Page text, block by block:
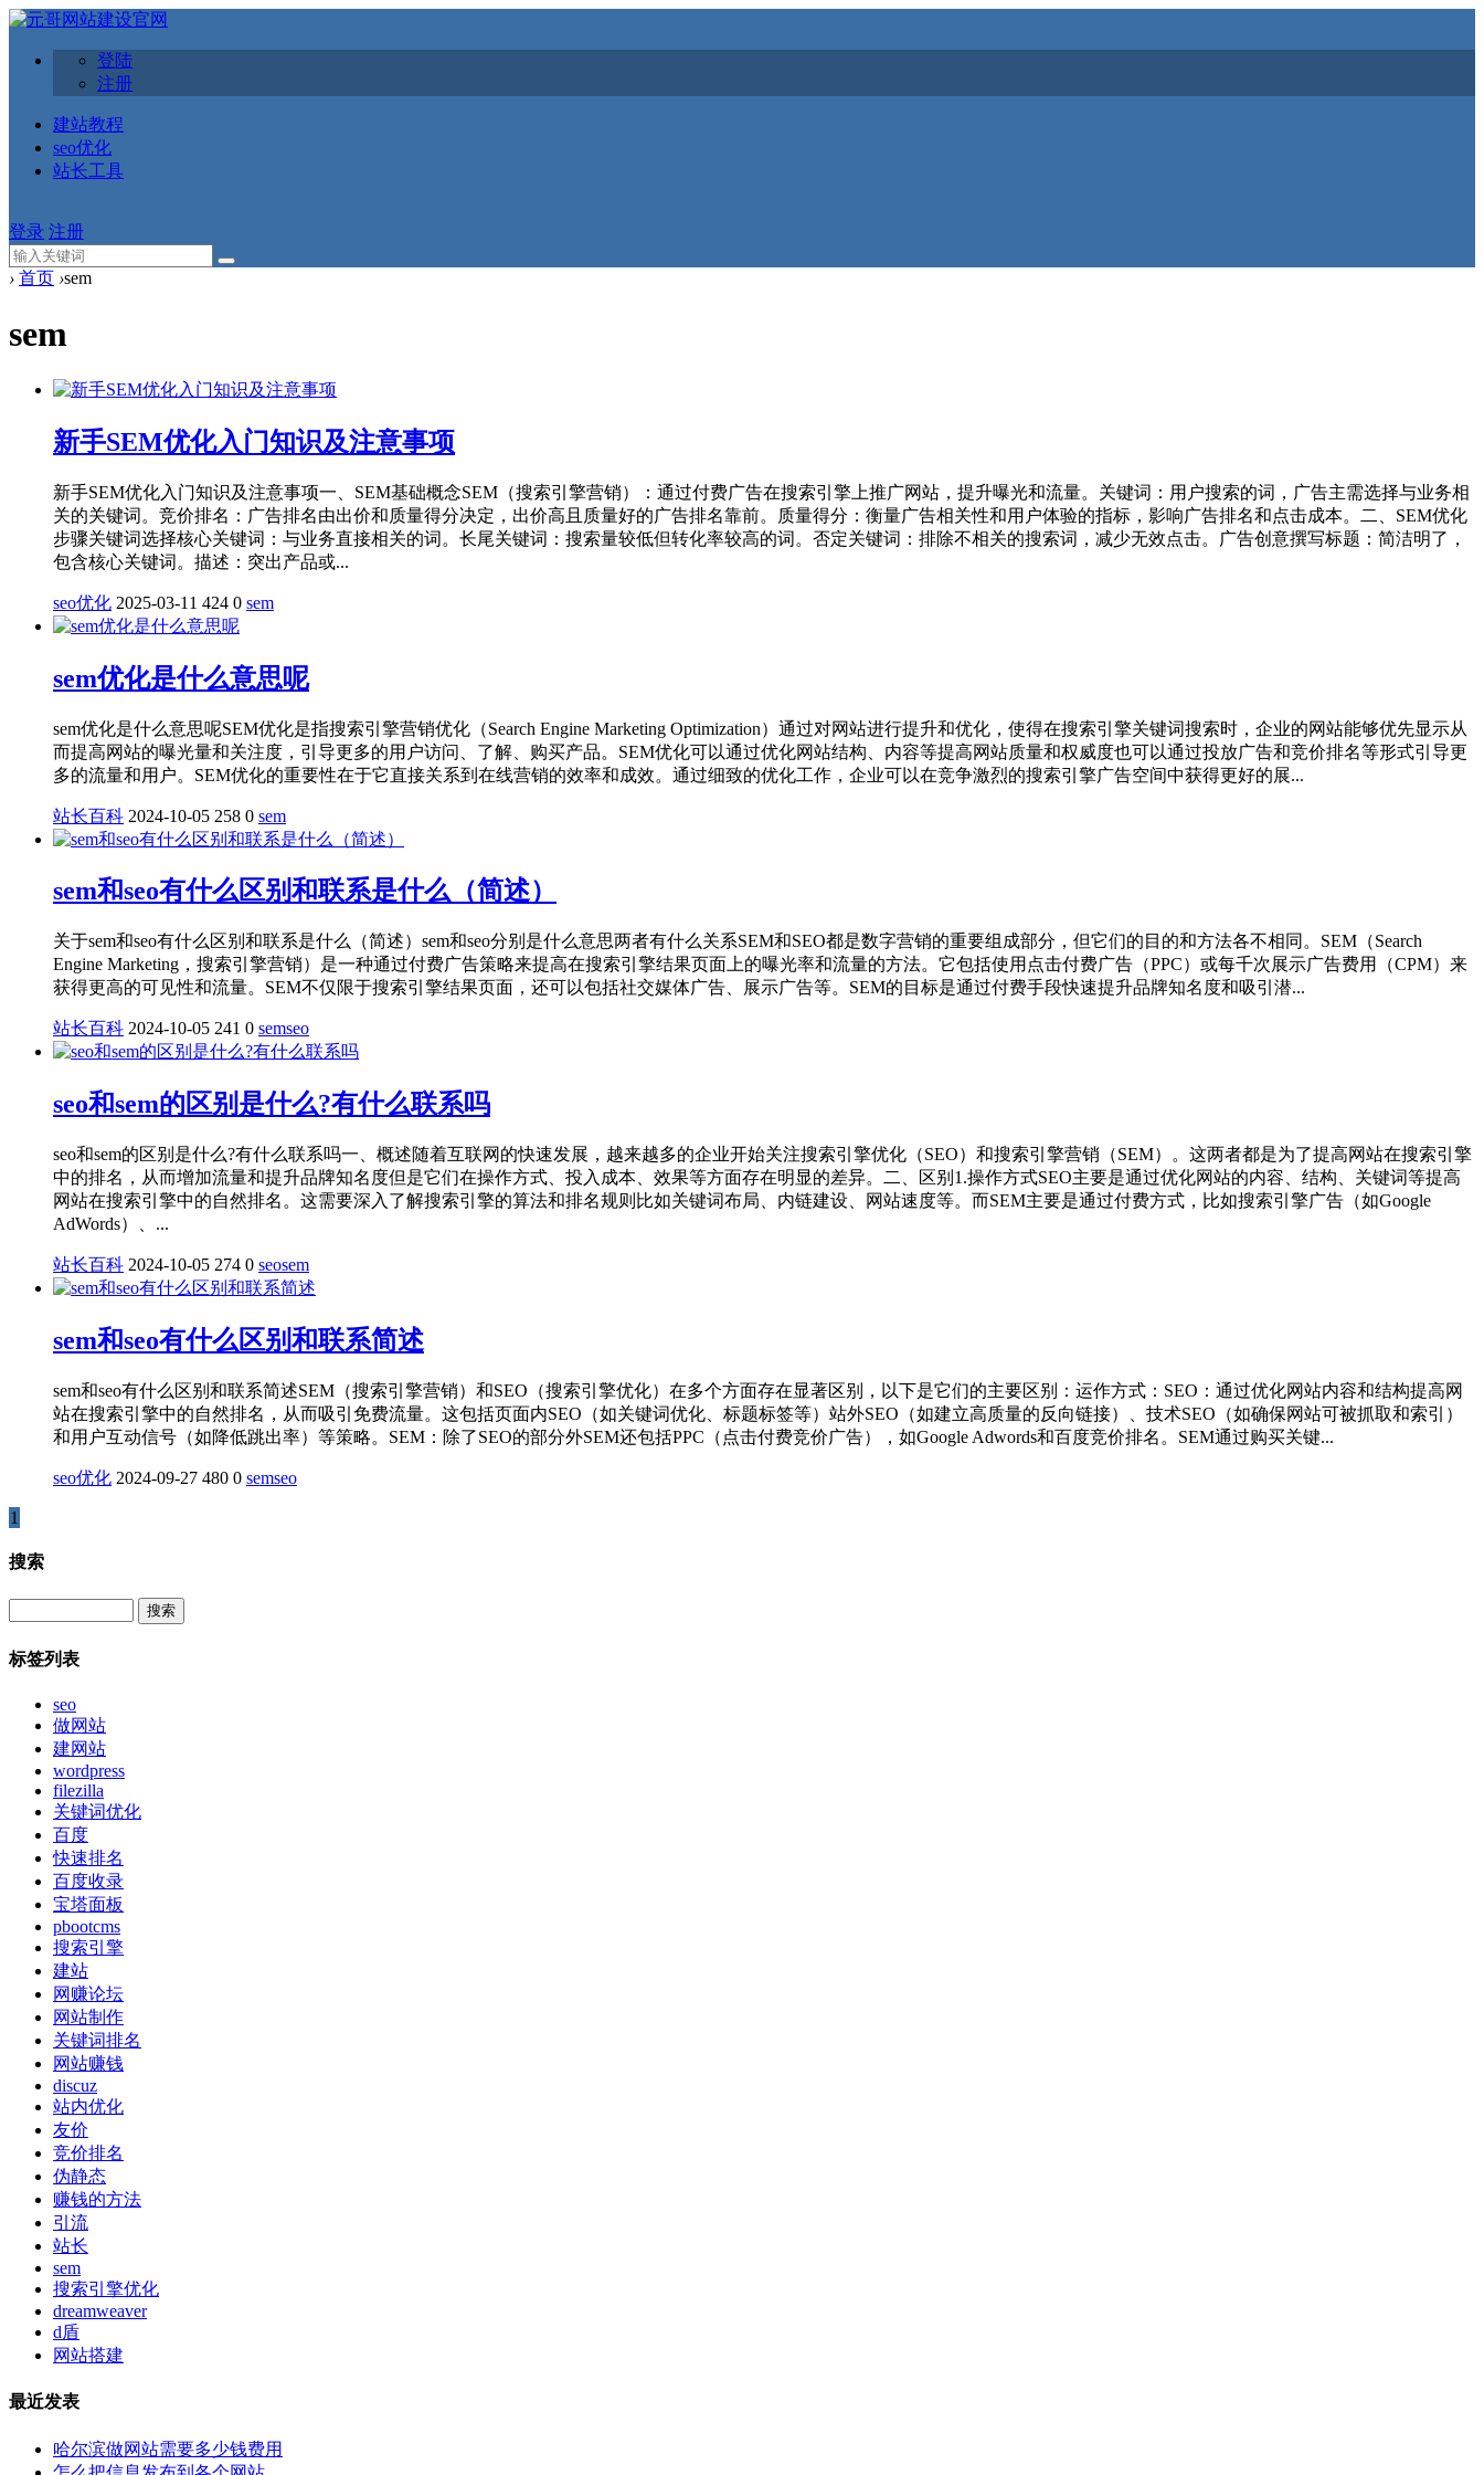
登陆
注册
建站教程
seo优化
站长工具
登录 注册
› 首页 ›sem
sem
新手SEM优化入门知识及注意事项
新手SEM优化入门知识及注意事项一、SEM基础概念SEM（搜索引擎营销）：通过付费广告在搜索引擎上推广网站，提升曝光和流量。关键词：用户搜索的词，广告主需选择与业务相
关的关键词。竞价排名：广告排名由出价和质量得分决定，出价高且质量好的广告排名靠前。质量得分：衡量广告相关性和用户体验的指标，影响广告排名和点击成本。二、SEM优化
步骤关键词选择核心关键词：与业务直接相关的词。长尾关键词：搜索量较低但转化率较高的词。否定关键词：排除不相关的搜索词，减少无效点击。广告创意撰写标题：简洁明了，
包含核心关键词。描述：突出产品或...
seo优化 2025-03-11 424 0 sem
sem优化是什么意思呢
sem优化是什么意思呢‌‌SEM优化是指搜索引擎营销优化（Search Engine Marketing Optimization）通过对网站进行提升和优化，使得在搜索引擎关键词搜索时，企业的网站能够优先显示从
而提高网站的曝光量和关注度，引导更多的用户访问、了解、购买产品。‌SEM优化可以通过优化网站结构、内容等提高网站质量和权威度也可以通过投放广告和‌竞价排名等形式引导更
多的流量和用户。‌SEM优化的重要性在于它直接关系到在线营销的效率和成效。通过细致的优化工作，企业可以在竞争激烈的搜索引擎广告空间中获得更好的展...
站长百科 2024-10-05 258 0 sem
sem和seo有什么区别和联系是什么（简述）
关于sem和seo有什么区别和联系是什么（简述）sem和seo分别是什么意思两者有什么关系‌‌SEM和SEO都是‌数字营销的重要组成部分，但它们的目的和方法各不相同。‌‌SEM（Search
Engine Marketing，搜索引擎营销）‌是一种通过付费广告策略来提高在搜索引擎结果页面上的曝光率和流量的方法。它包括使用点击付费广告（PPC）或每千次展示广告费用（CPM）来
获得更高的可见性和流量。SEM不仅限于搜索引擎结果页面，还可以包括社交媒体广告、展示广告等。SEM的目标是通过付费手段快速提升品牌知名度和吸引潜...
站长百科 2024-10-05 241 0 semseo
seo和sem的区别是什么?有什么联系吗
seo和sem的区别是什么?有什么联系吗一、概述随着互联网的快速发展，越来越多的企业开始关注搜索引擎优化（SEO）和搜索引擎营销（SEM）。这两者都是为了提高网站在搜索引擎
中的排名，从而增加流量和提升品牌知名度但是它们在操作方式、投入成本、效果等方面存在明显的差异。二、区别1.操作方式SEO主要是通过优化网站的内容、结构、关键词等提高
网站在搜索引擎中的自然排名。这需要深入了解搜索引擎的算法和排名规则比如关键词布局、内链建设、网站速度等。而SEM主要是通过付费方式，比如搜索引擎广告（如Google
AdWords）、...
站长百科 2024-10-05 274 0 seosem
sem和seo有什么区别和联系简述
sem和seo有什么区别和联系简述SEM（搜索引擎营销）和SEO（搜索引擎优化）在多个方面存在显著区别，以下是它们的主要区别：‌运作方式‌：‌SEO‌：通过优化网站内容和结构提高网
站在搜索引擎中的自然排名，从而吸引免费流量。这包括页面内SEO（如关键词优化、标题标签等）站外SEO（如建立高质量的反向链接）、技术SEO（如确保网站可被抓取和索引）
和用户互动信号（如降低跳出率）等策略。‌‌SEM‌：除了SEO的部分外SEM还包括PPC（点击付费竞价广告），如Google Adwords和百度竞价排名。SEM通过购买关键...
seo优化 2024-09-27 480 0 semseo
1
搜索
标签列表
seo
做网站
建网站
wordpress
filezilla
关键词优化
百度
快速排名
百度收录
宝塔面板
pbootcms
搜索引擎
建站
网赚论坛
网站制作
关键词排名
网站赚钱
discuz
站内优化
友价
竞价排名
伪静态
赚钱的方法
引流
站长
sem
搜索引擎优化
dreamweaver
d盾
网站搭建
最近发表
哈尔滨做网站需要多少钱费用